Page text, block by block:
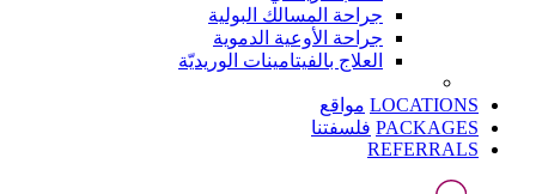
جراحة المسالك البولية
جراحة الأوعية الدموية
العلاج بالفيتامينات الوريديّة
LOCATIONS مواقع
PACKAGES فلسفتنا
REFERRALS